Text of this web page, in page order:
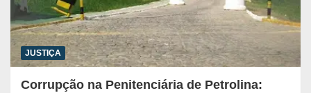
JUSTIÇA
Corrupção na Penitenciária de Petrolina: